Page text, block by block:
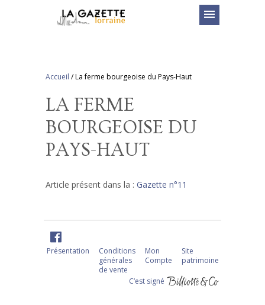
menu
Accueil /La ferme bourgeoise du Pays-Haut
LA FERME
BOURGEOISE DU
PAYS-HAUT
Article présent dans la : Gazette n°11
Présentation
Conditions
générales
de vente
Mon
Compte
Site
patrimoine
C‘est signé